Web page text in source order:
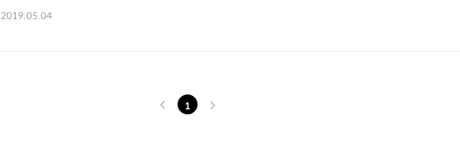
등 당첨금은 약 12억8천4백만원 정도인데요, 이번주 857회 로또당첨번호 당첨자는 15명이나 나왔는데, 대박인건
2019.05.04
1